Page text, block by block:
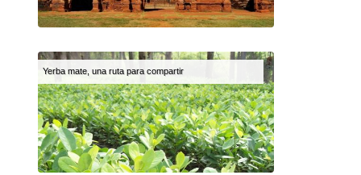
Yerba mate, una ruta para compartir